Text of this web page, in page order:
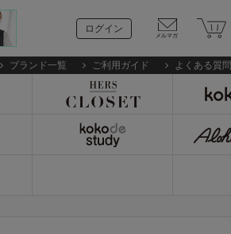
ログイン
ブランド一覧 ご利用ガイド よくある質問